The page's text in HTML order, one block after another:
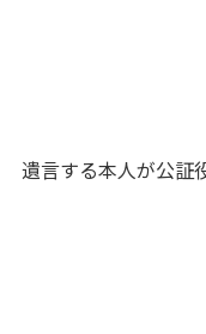
遺言する本人が公証